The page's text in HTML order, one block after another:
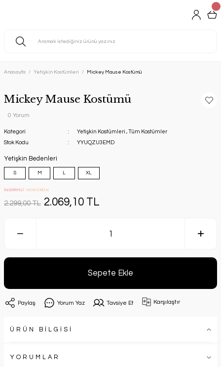
Anasayfa Yetişkin Kostümleri Mickey Mause Kostümü
Mickey Mause Kostümü
0 Yorum
Kategori Yetişkin Kostümleri ,Tüm Kostümler
Stok Kodu
YYUQZU3EMD
Yetişkin Bedenleri
S M L XL
İNDİRİMLİ YENİ ÜRÜN
2.299,00 TL 2.069,10 TL
Sepete Ekle
Paylaş Yorum Yaz Tavsiye Et Karşılaştır
ÜRÜN BİLGİSİ
YORUMLAR